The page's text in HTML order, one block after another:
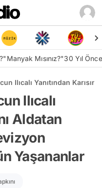
"Manyak Mısınız?"30 Yıl
Ilıcalı Yanıtından
Ilıcalı
Aldatan
Yaşananlar